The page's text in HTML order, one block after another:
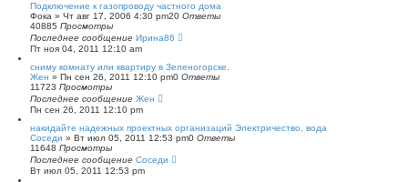
Подключение к газопроводу частного дома
Фока » Чт авг 17, 2006 4:30 pm20 Ответы
40885 Просмотры
Последнее сообщение Ирина86
Пт ноя 04, 2011 12:10 am
сниму комнату или квартиру в Зеленогорске.
Жен » Пн сен 26, 2011 12:10 pm0 Ответы
11723 Просмотры
Последнее сообщение Жен
Пн сен 26, 2011 12:10 pm
накидайте надежных проектных организаций Электричество, вода
Соседи » Вт июл 05, 2011 12:53 pm0 Ответы
11648 Просмотры
Последнее сообщение Соседи
Вт июл 05, 2011 12:53 pm